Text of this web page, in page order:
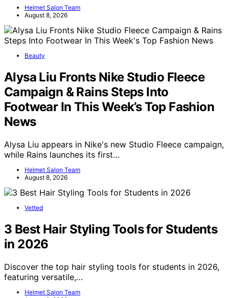
Helmet Salon Team
August 8, 2026
Beauty
Alysa Liu Fronts Nike Studio Fleece
Campaign & Rains Steps Into
Footwear In This Week’s Top Fashion
News
Alysa Liu appears in Nike's new Studio Fleece campaign,
while Rains launches its first…
Helmet Salon Team
August 8, 2026
Vetted
3 Best Hair Styling Tools for Students
in 2026
Discover the top hair styling tools for students in 2026,
featuring versatile,…
Helmet Salon Team